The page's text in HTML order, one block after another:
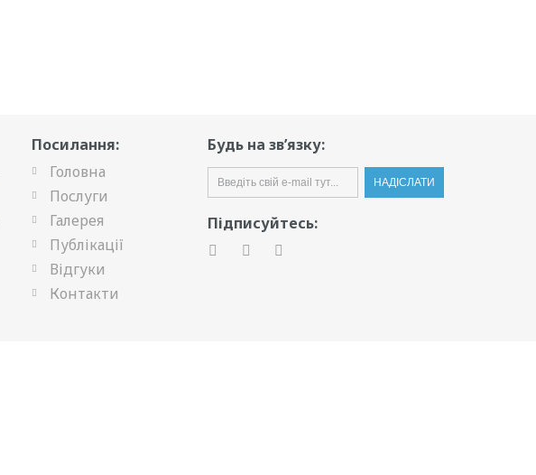
Посилання:
Головна
Послуги
Галерея
Публікації
Відгуки
Контакти
Будь на зв’язку:
Підписуйтесь: